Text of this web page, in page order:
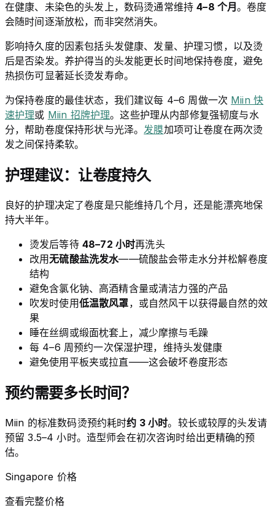
在健康、未染色的头发上，数码烫通常维持4–8 个月。卷度
会随时间逐渐放松，而非突然消失。
影响持久度的因素包括头发健康、发量、护理习惯，以及烫
后是否染发。养护得当的头发能更长时间地保持卷度，避免
热损伤可显著延长烫发寿命。
为保持卷度的最佳状态，我们建议每 4–6 周做一次 Miin 快
速护理或 Miin 招牌护理。这些护理从内部修复强韧度与水
分，帮助卷度保持形状与光泽。发膜加项可让卷度在两次烫
发之间保持柔软。
护理建议：让卷度持久
良好的护理决定了卷度是只能维持几个月，还是能漂亮地保
持大半年。
烫发后等待 48–72 小时再洗头
改用无硫酸盐洗发水——硫酸盐会带走水分并松解卷度
结构
避免含氯化钠、高酒精含量或清洁力强的产品
吹发时使用低温散风罩，或自然风干以获得最自然的效
果
睡在丝绸或缎面枕套上，减少摩擦与毛躁
每 4–6 周预约一次保湿护理，维持头发健康
避免使用平板夹或拉直——这会破坏卷度形态
预约需要多长时间？
Miin 的标准数码烫预约耗时约 3 小时。较长或较厚的头发请
预留 3.5–4 小时。造型师会在初次咨询时给出更精确的预
估。
Singapore 价格
查看完整价格